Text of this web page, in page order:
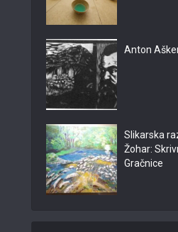
Anton
Slikarska
Žohar:
Gračnice